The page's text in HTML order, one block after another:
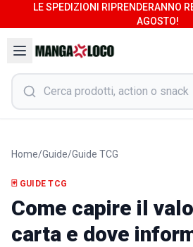
LE SPEDIZIONI RIPRENDERANNO
AGOSTO!
Home/Guide/Guide TCG
🃏 GUIDE TCG
Come capire il
carta e dove